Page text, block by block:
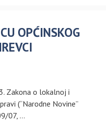
OPĆINSKOG
Zakona o lokalnoj i
(“Narodne Novine”
07, …